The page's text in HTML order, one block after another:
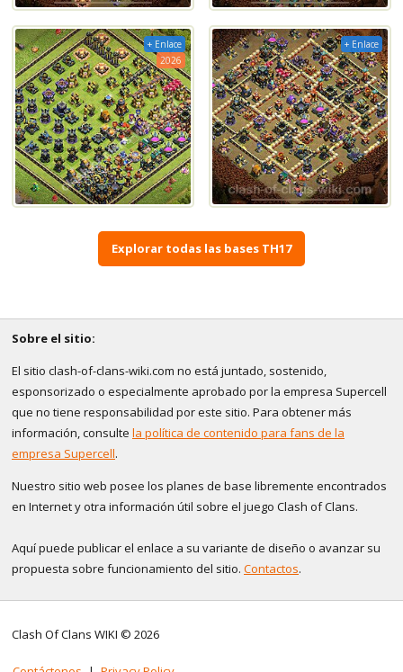
+ Enlace
2026
+ Enlace
Explorar todas las bases TH17
Sobre el sitio:
El sitio clash-of-clans-wiki.com no está juntado, sostenido,
esponsorizado o especialmente aprobado por la empresa Supercell
que no tiene responsabilidad por este sitio. Para obtener más
información, consulte la política de contenido para fans de la
empresa Supercell.
Nuestro sitio web posee los planes de base libremente encontrados
en Internet y otra información útil sobre el juego Clash of Clans.
Aquí puede publicar el enlace a su variante de diseño o avanzar su
propuesta sobre funcionamiento del sitio. Contactos.
Clash Of Clans WIKI © 2026